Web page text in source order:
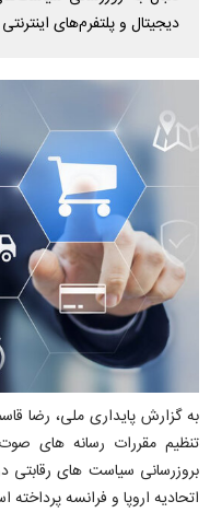
دیجیتال و پلتفرم‌های
به گزارش پایداری ملی، رضا
تنظیم مقررات رسانه های
بروزرسانی سیاست های رقابتی
اتحادیه اروپا و فرانسه